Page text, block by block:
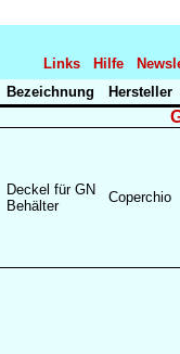
Links Hilfe
Bezeichnung Hersteller
Deckel für GN
Behälter
Coperchio